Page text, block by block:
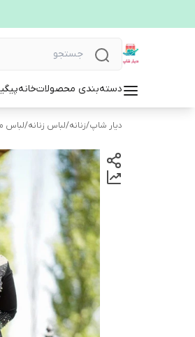
دسته‌بندی محصولاتخانه
دیار شاپ/زنانه/لباس زنانه/لباس